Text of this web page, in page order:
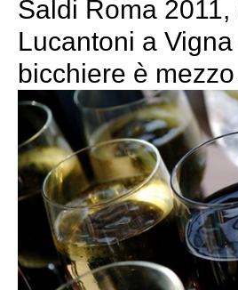
Saldi Roma 2011,
Lucantoni a Vigna
bicchiere è